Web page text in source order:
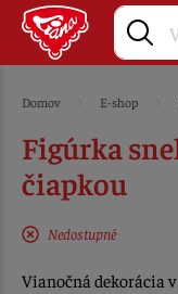
Domov E-shop
Figúrka
čiapkou
Nedostupné
Vianočná dekorácia